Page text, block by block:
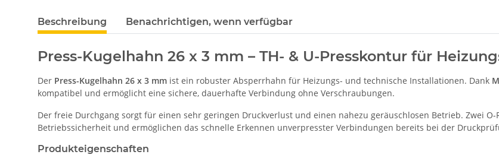
Beschreibung Benachrichtigen, wenn verfügbar
Press-Kugelhahn 26 x 3 mm – TH- & U-Presskontur für
Der Press-Kugelhahn 26 x 3 mm ist ein robuster Absperrhahn für Heizungs- und technische Installationen. Dank
kompatibel und ermöglicht eine sichere, dauerhafte Verbindung ohne Verschraubungen.
Der freie Durchgang sorgt für einen sehr geringen Druckverlust und einen nahezu geräuschlosen Betrieb. Zwei
Betriebssicherheit und ermöglichen das schnelle Erkennen unverpresster Verbindungen bereits bei der
Produkteigenschaften